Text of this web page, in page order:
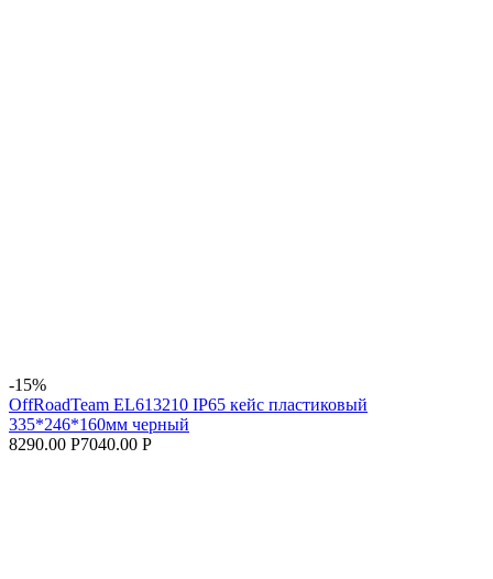
-15%
OffRoadTeam EL613210 IP65 кейс пластиковый
335*246*160мм черный
8290.00 Р7040.00 Р